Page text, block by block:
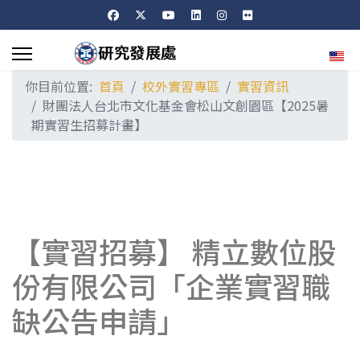
選擇
你目前位置: 首頁 校外實習專區
實習資訊
財團法人台北市文化基金會松山文創園區【2025暑
期實習生招募計畫】
【實習招募】 精立數位股
份有限公司「企業實習職
缺公告申請」